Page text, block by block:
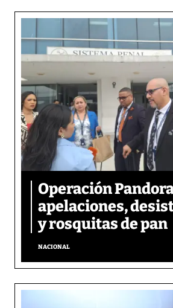
Operación
apelaciones,
y rosquitas de pan
NACIONAL